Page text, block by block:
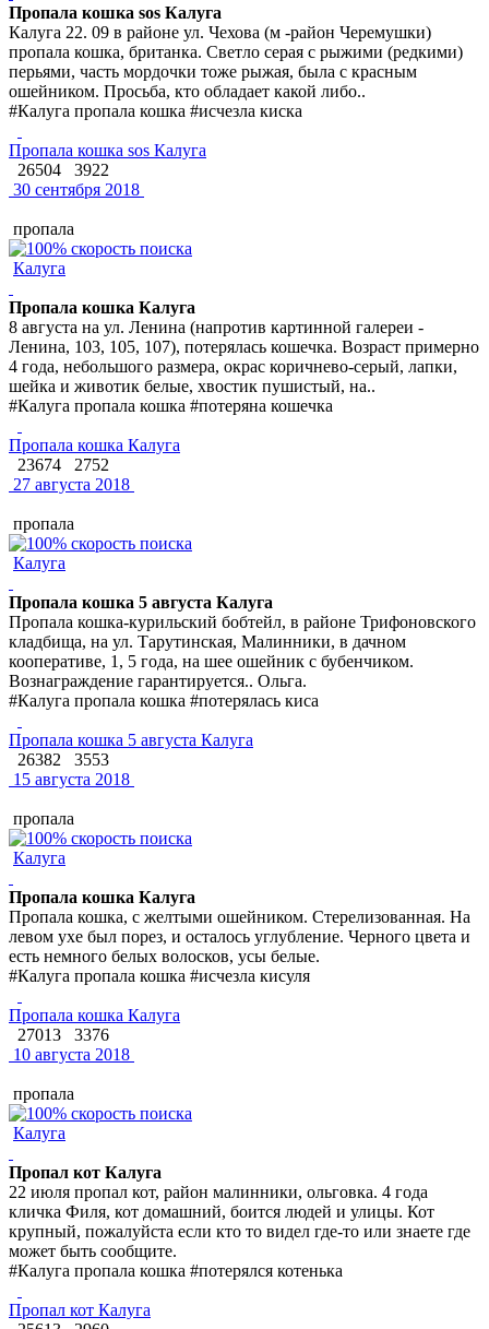
Пропала кошка sos Калуга
Калуга 22. 09 в районе ул. Чехова (м -район Черемушки)
пропала кошка, британка. Светло серая с рыжими (редкими)
перьями, часть мордочки тоже рыжая, была с красным
ошейником. Просьба, кто обладает какой либо..
#Калуга пропала кошка #исчезла киска
Пропала кошка sos Калуга
26504
3922
30 сентября 2018
пропала
Калуга
Пропала кошка Калуга
8 августа на ул. Ленина (напротив картинной галереи -
Ленина, 103, 105, 107), потерялась кошечка. Возраст примерно
4 года, небольшого размера, окрас коричнево-серый, лапки,
шейка и животик белые, хвостик пушистый, на..
#Калуга пропала кошка #потеряна кошечка
Пропала кошка Калуга
23674
2752
27 августа 2018
пропала
Калуга
Пропала кошка 5 августа Калуга
Пропала кошка-курильский бобтейл, в районе Трифоновского
кладбища, на ул. Тарутинская, Малинники, в дачном
кооперативе, 1, 5 года, на шее ошейник с бубенчиком.
Вознаграждение гарантируется.. Ольга.
#Калуга пропала кошка #потерялась киса
Пропала кошка 5 августа Калуга
26382
3553
15 августа 2018
пропала
Калуга
Пропала кошка Калуга
Пропала кошка, с желтыми ошейником. Стерелизованная. На
левом ухе был порез, и осталось углубление. Черного цвета и
есть немного белых волосков, усы белые.
#Калуга пропала кошка #исчезла кисуля
Пропала кошка Калуга
27013
3376
10 августа 2018
пропала
Калуга
Пропал кот Калуга
22 июля пропал кот, район малинники, ольговка. 4 года
кличка Филя, кот домашний, боится людей и улицы. Кот
крупный, пожалуйста если кто то видел где-то или знаете где
может быть сообщите.
#Калуга пропала кошка #потерялся котенька
Пропал кот Калуга